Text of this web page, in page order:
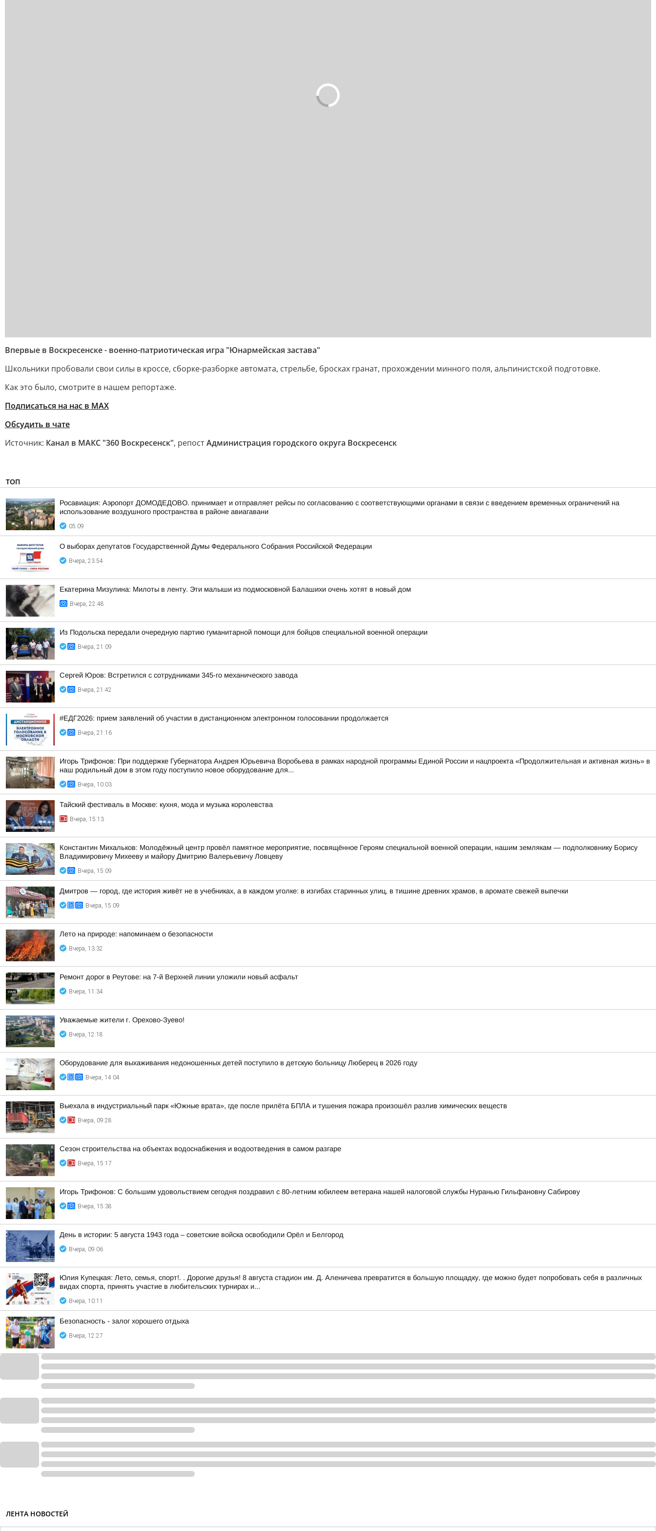
Впервые в Воскресенске - военно-патриотическая игра "Юнармейская застава"
Школьники пробовали свои силы в кроссе, сборке-разборке автомата, стрельбе, бросках гранат, прохождении минного поля, альпинистской подготовке.
Как это было, смотрите в нашем репортаже.
Подписаться на нас в МАХ
Обсудить в чате
Источник: Канал в МАКС "360 Воскресенск", репостАдминистрация городского округа Воскресенск
ТОП
Росавиация: Аэропорт ДОМОДЕДОВО. принимает и отправляет рейсы по согласованию с соответствующими органами в связи с введением временных ограничений на
использование воздушного пространства в районе авиагавани
05:09
О выборах депутатов Государственной Думы Федерального Собрания Российской Федерации
Вчера, 23:54
Екатерина Мизулина: Милоты в ленту. Эти малыши из подмосковной Балашихи очень хотят в новый дом
Вчера, 22:48
Из Подольска передали очередную партию гуманитарной помощи для бойцов специальной военной операции
Вчера, 21:09
Сергей Юров: Встретился с сотрудниками 345-го механического завода
Вчера, 21:42
#ЕДГ2026: прием заявлений об участии в дистанционном электронном голосовании продолжается
Вчера, 21:16
Игорь Трифонов: При поддержке Губернатора Андрея Юрьевича Воробьева в рамках народной программы Единой России и нацпроекта «Продолжительная и активная жизнь» в
наш родильный дом в этом году поступило новое оборудование для...
Вчера, 10:03
Тайский фестиваль в Москве: кухня, мода и музыка королевства
Вчера, 15:13
Константин Михальков: Молодёжный центр провёл памятное мероприятие, посвящённое Героям специальной военной операции, нашим землякам — подполковнику Борису
Владимировичу Михееву и майору Дмитрию Валерьевичу Ловцеву
Вчера, 15:09
Дмитров — город, где история живёт не в учебниках, а в каждом уголке: в изгибах старинных улиц, в тишине древних храмов, в аромате свежей выпечки
Вчера, 15:09
Лето на природе: напоминаем о безопасности
Вчера, 13:32
Ремонт дорог в Реутове: на 7-й Верхней линии уложили новый асфальт
Вчера, 11:34
Уважаемые жители г. Орехово-Зуево!
Вчера, 12:18
Оборудование для выхаживания недоношенных детей поступило в детскую больницу Люберец в 2026 году
Вчера, 14:04
Выехала в индустриальный парк «Южные врата», где после прилёта БПЛА и тушения пожара произошёл разлив химических веществ
Вчера, 09:28
Сезон строительства на объектах водоснабжения и водоотведения в самом разгаре
Вчера, 15:17
Игорь Трифонов: С большим удовольствием сегодня поздравил с 80-летним юбилеем ветерана нашей налоговой службы Нуранью Гильфановну Сабирову
Вчера, 15:38
День в истории: 5 августа 1943 года – советские войска освободили Орёл и Белгород
Вчера, 09:06
Юлия Купецкая: Лето, семья, спорт!. . Дорогие друзья! 8 августа стадион им. Д. Аленичева превратится в большую площадку, где можно будет попробовать себя в различных
видах спорта, принять участие в любительских турнирах и...
Вчера, 10:11
Безопасность - залог хорошего отдыха
Вчера, 12:27
ЛЕНТА НОВОСТЕЙ